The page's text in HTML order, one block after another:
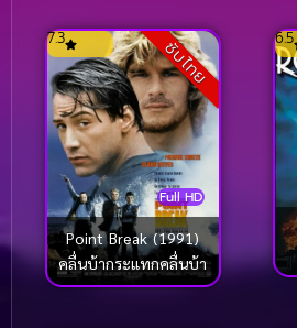
ซับไทย
Full HD
7.3
Point Break (1991)
คลื่นบ้ากระแทกคลื่นบ้า
6.5